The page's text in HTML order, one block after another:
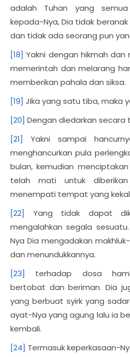
adalah Tuhan yang
kepada-Nya, Dia tidak
dan tidak ada seorang pun
[18] Yakni dengan hikmah
memerintah dan melarang
memberikan pahala dan siksa.
[19] Jika yang satu tiba, maka
[20] Dengan diedarkan secara
[21]
Yakni sampai
menghancurkan pula
bulan, kemudian
telah mati untuk
menempati tempat yang
[22]
Yang tidak dapat
mengalahkan segala
Nya Dia mengadakan
dan menundukkannya.
[23]
terhadap dosa
bertobat dan beriman. Dia
yang berbuat syirk yang
ayat-Nya yang agung lalu ia
kembali.
[24] Termasuk keperkasaan-